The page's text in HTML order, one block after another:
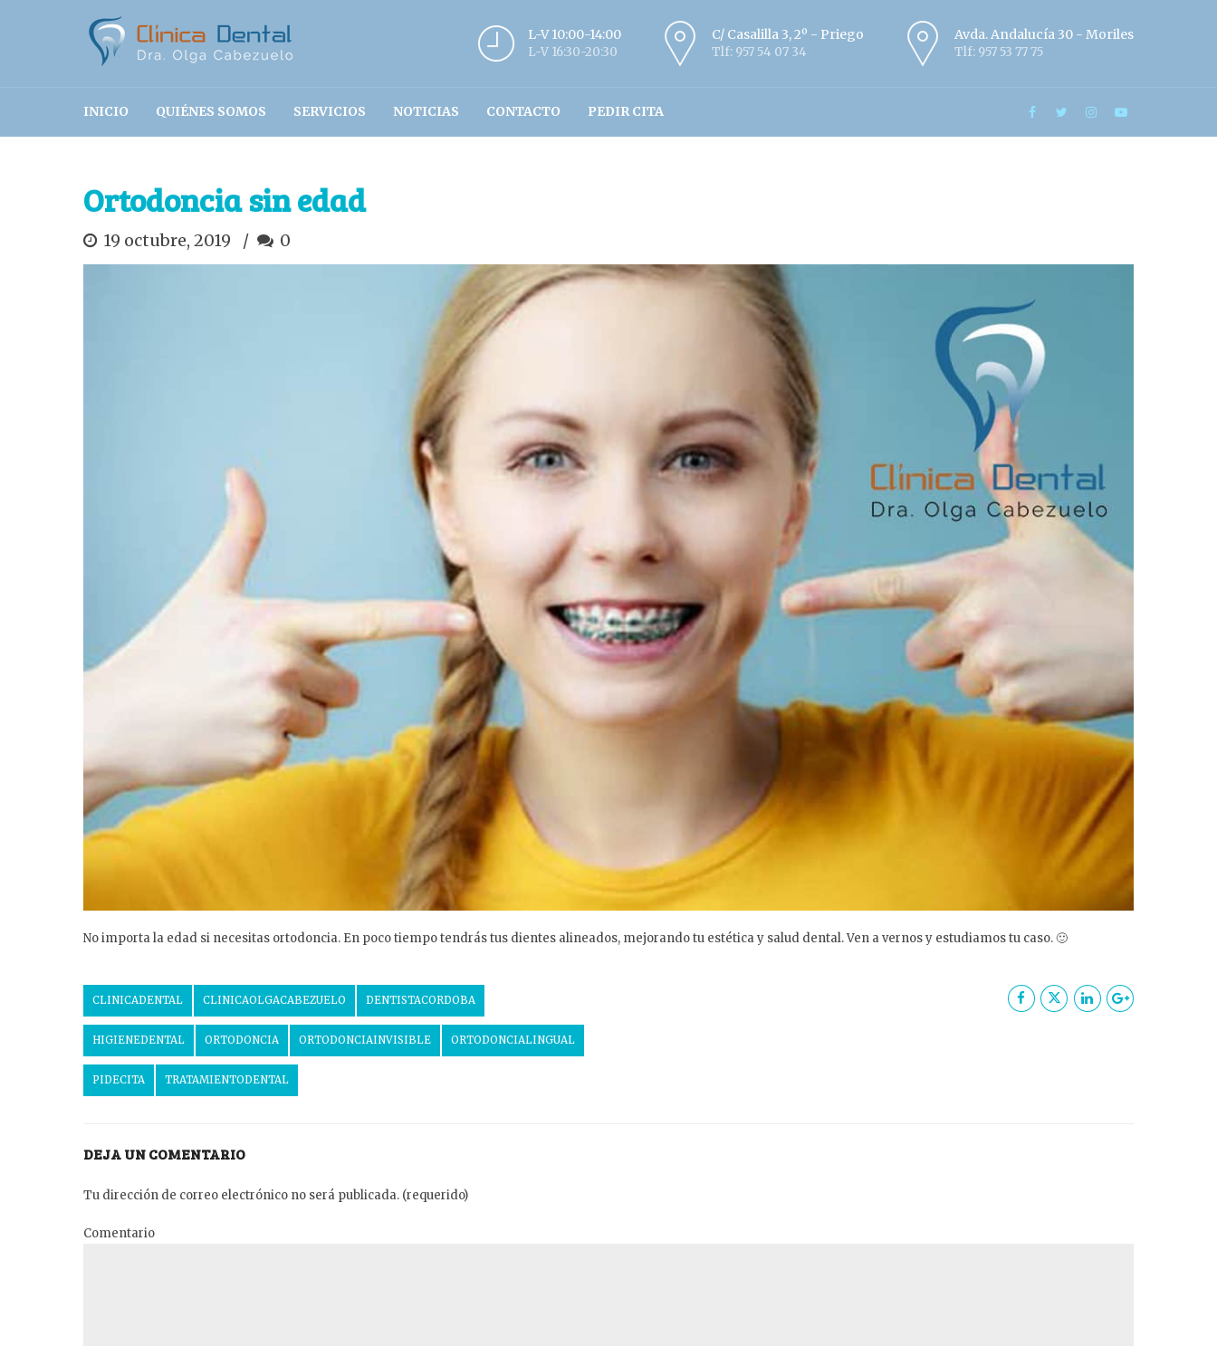
L-V 10:00-14:00
L-V 16:30-20:30
C/ Casalilla 3, 2º - Priego
Tlf: 957 54 07 34
Avda. Andalucía 30 - Moriles
Tlf: 957 53 77 75
INICIO QUIÉNES SOMOS SERVICIOS NOTICIAS CONTACTO PEDIR CITA
Ortodoncia sin edad
19 octubre, 2019 0
No importa la edad si necesitas ortodoncia. En poco tiempo tendrás tus dientes alineados, mejorando tu estética y salud dental. Ven a vernos y estudiamos tu caso. 🙂
CLINICADENTAL CLINICAOLGACABEZUELO DENTISTACORDOBA
HIGIENEDENTAL ORTODONCIA ORTODONCIAINVISIBLE ORTODONCIALINGUAL
PIDECITA TRATAMIENTODENTAL
DEJA UN COMENTARIO
Tu dirección de correo electrónico no será publicada. (requerido)
Comentario